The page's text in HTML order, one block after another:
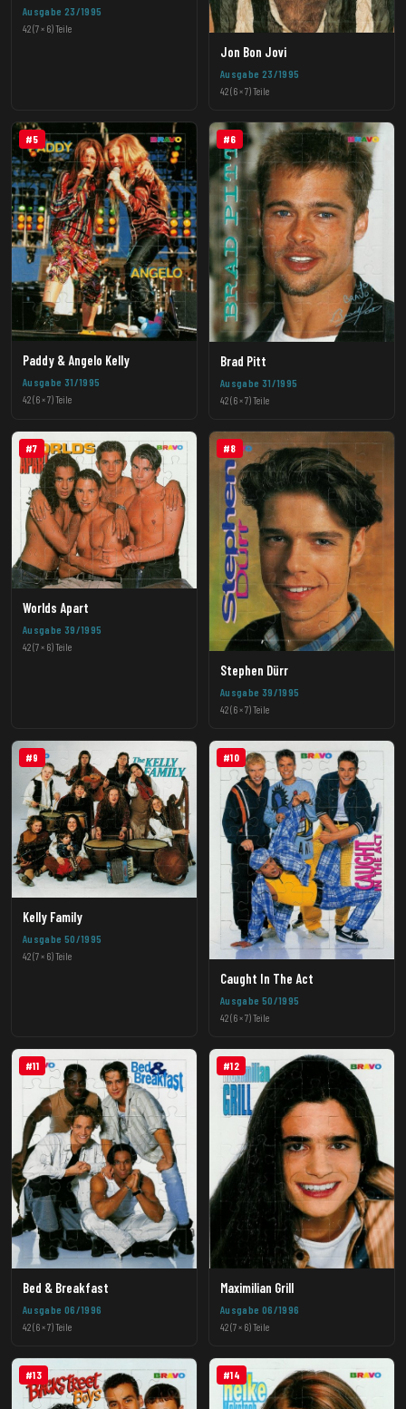
Ausgabe 23/1995
42 (7 × 6) Teile
Jon Bon Jovi
Ausgabe 23/1995
42 (6 × 7) Teile
#5
Paddy & Angelo Kelly
Ausgabe 31/1995
42 (6 × 7) Teile
#6
Brad Pitt
Ausgabe 31/1995
42 (6 × 7) Teile
#7
Worlds Apart
Ausgabe 39/1995
42 (7 × 6) Teile
#8
Stephen Dürr
Ausgabe 39/1995
42 (6 × 7) Teile
#9
Kelly Family
Ausgabe 50/1995
42 (7 × 6) Teile
#10
Caught In The Act
Ausgabe 50/1995
42 (6 × 7) Teile
#11
Bed & Breakfast
Ausgabe 06/1996
42 (6 × 7) Teile
#12
Maximilian Grill
Ausgabe 06/1996
42 (7 × 6) Teile
#13 #14